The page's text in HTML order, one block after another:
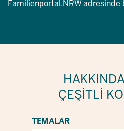
Familienportal.NRW adresinde
ÇEŞITLI
TEMALAR